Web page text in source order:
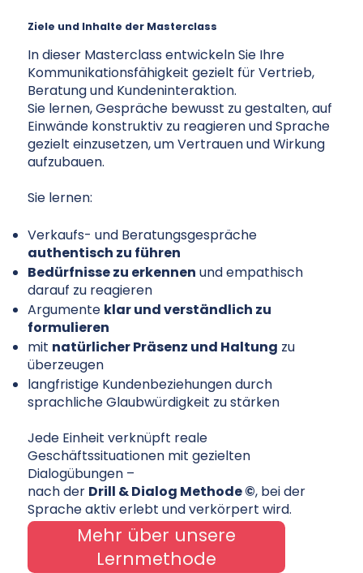
Ziele und Inhalte der Masterclass
In dieser Masterclass entwickeln Sie Ihre
Kommunikationsfähigkeit gezielt für Vertrieb,
Beratung und Kundeninteraktion.
Sie lernen, Gespräche bewusst zu gestalten, auf
Einwände konstruktiv zu reagieren und Sprache
gezielt einzusetzen, um Vertrauen und Wirkung
aufzubauen.
Sie lernen:
Verkaufs- und Beratungsgespräche
authentisch zu führen
Bedürfnisse zu erkennen und empathisch
darauf zu reagieren
Argumente klar und verständlich zu
formulieren
mit natürlicher Präsenz und Haltung zu
überzeugen
langfristige Kundenbeziehungen durch
sprachliche Glaubwürdigkeit zu stärken
Jede Einheit verknüpft reale
Geschäftssituationen mit gezielten
Dialogübungen –
nach der Drill & Dialog Methode ©, bei der
Sprache aktiv erlebt und verkörpert wird.
Mehr über unsere
Lernmethode